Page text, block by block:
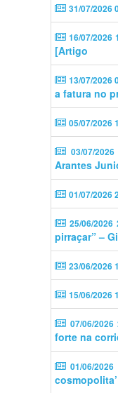
31/07/2026
16/07/2026
[Artigo
13/07/2026
a fatura no
05/07/2026
03/07/
Arantes
01/07/2026
25/06/2026
pirraçar” –
23/06/2026
15/06/2026
07/06/2026
forte na
01/06/2026